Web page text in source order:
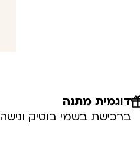
דוגמית מתנה
ברכישת בשמי בוטיק ונישה